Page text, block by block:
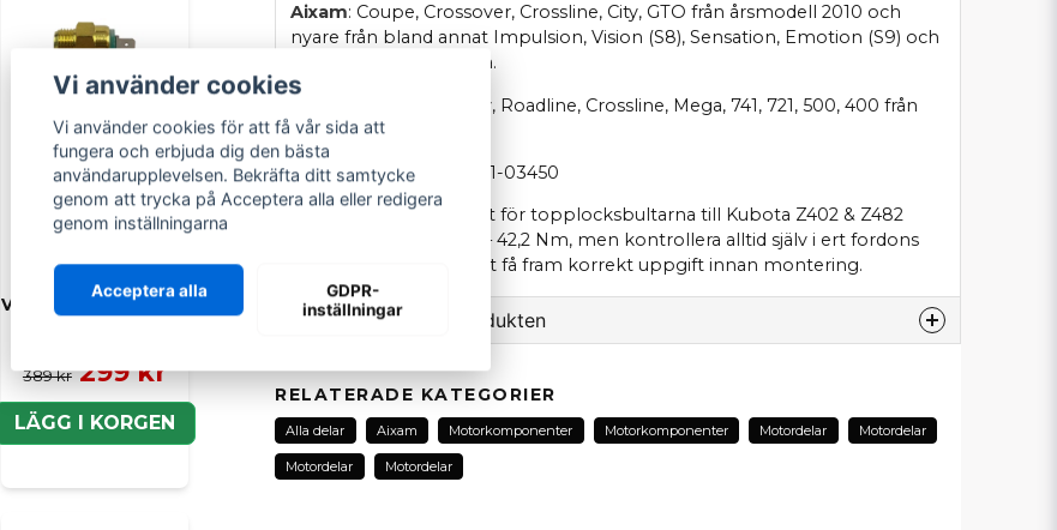
Vattentemperatursensor
389 kr 299 kr
LÄGG I KORGEN
Aixam: Coupe, Crossover, Crossline, City, GTO från årsmodell 2010 och
nyare från bland annat Impulsion, Vision (S8), Sensation, Emotion (S9) och
Ambition (S10) serierna.
Gto, City, Scouty, Roadline, Crossline, Mega, 741, 721, 500, 400 från
årsmodell 1997-2010.
OEM : 146010345 / 14601-03450
Åtdragningsmomentet för topplocksbultarna till Kubota Z402 & Z482
motorer ska vara 37,3 – 42,2 Nm, men kontrollera alltid själv i ert fordons
specifika manual för att få fram korrekt uppgift innan montering.
Ställ en fråga om produkten
question
Fråga oss om denna produkt...
RELATERADE KATEGORIER
Alla delar Aixam Motorkomponenter Motorkomponenter Motordelar Motordelar
Motordelar Motordelar
Vi använder cookies
Vi använder cookies för att få vår sida att
fungera och erbjuda dig den bästa
användarupplevelsen. Bekräfta ditt samtycke
genom att trycka på Acceptera alla eller redigera
genom inställningarna
Acceptera alla
GDPR-
inställningar